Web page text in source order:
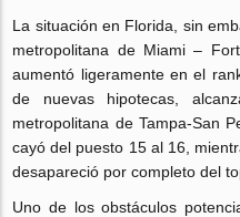
La situación en Florida, sin
metropolitana de Miami –
aumentó ligeramente en el
de nuevas hipotecas,
metropolitana de Tampa-San
cayó del puesto 15 al 16,
desapareció por completo del
Uno de los obstáculos